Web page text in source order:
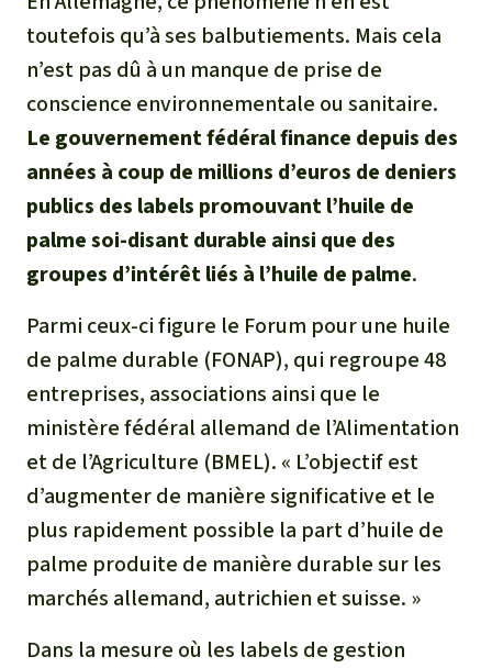
toutefois qu’à ses balbutiements. Mais cela
n’est pas dû à un manque de prise de
conscience environnementale ou sanitaire.
Le gouvernement fédéral finance depuis des
années à coup de millions d’euros de deniers
publics des labels promouvant l’huile de
palme soi-disant durable ainsi que des
groupes d’intérêt liés à l’huile de palme.
Parmi ceux-ci figure le Forum pour une huile
de palme durable (FONAP), qui regroupe 48
entreprises, associations ainsi que le
ministère fédéral allemand de l’Alimentation
et de l’Agriculture (BMEL). « L’objectif est
d’augmenter de manière significative et le
plus rapidement possible la part d’huile de
palme produite de manière durable sur les
marchés allemand, autrichien et suisse. »
Dans la mesure où les labels de gestion